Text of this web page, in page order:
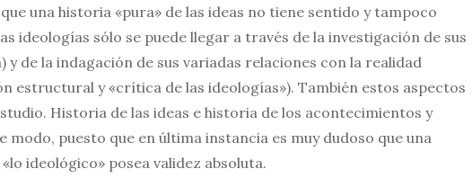
una historia «pura» de las ideas no tiene sentido y tampoco
ideologías sólo se puede llegar a través de la investigación de sus
de la indagación de sus variadas relaciones con la realidad
estructural y «crítica de las ideologías»). También estos aspectos
Historia de las ideas e historia de los acontecimientos y
puesto que en última instancia es muy dudoso que una
ideológico» posea validez absoluta.